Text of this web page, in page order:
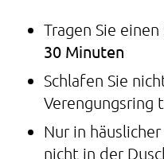
Tragen Sie
30 Minuten
Schlafen Sie
Verengungsring
Nur in
nicht in der